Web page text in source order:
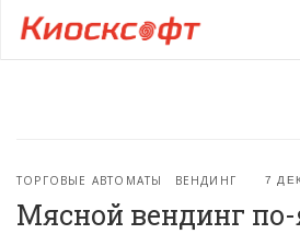
7
ТОРГОВЫЕ АВТОМАТЫ ВЕНДИНГ
Мясной вендинг